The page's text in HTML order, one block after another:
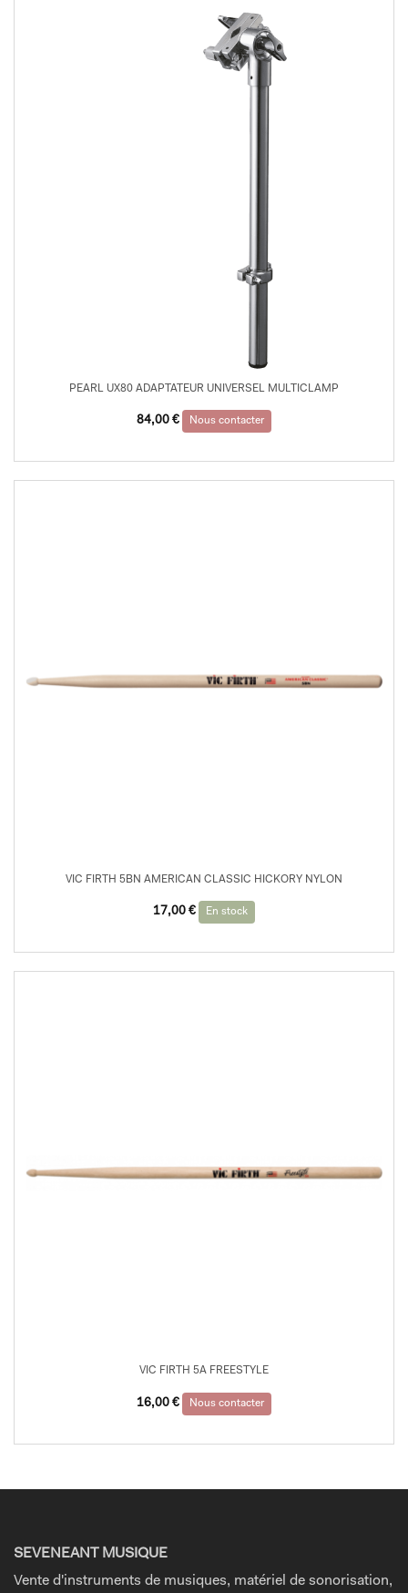
PEARL UX80 ADAPTATEUR UNIVERSEL MULTICLAMP
84,00 € Nous contacter
VIC FIRTH 5BN AMERICAN CLASSIC HICKORY NYLON
17,00 € En stock
VIC FIRTH 5A FREESTYLE
16,00 € Nous contacter
SEVENEANT MUSIQUE
Vente d'instruments de musiques, matériel de sonorisation,